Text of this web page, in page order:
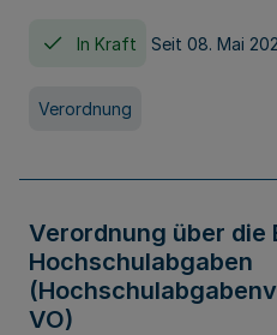
In Kraft Seit 08. Mai
Verordnung
Verordnung über die
Hochschulabgaben
VO)